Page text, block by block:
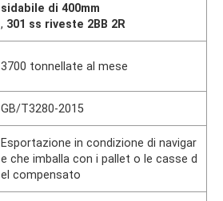
sidabile di 400mm
, 301 ss riveste 2BB 2R
3700 tonnellate al mese
GB/T3280-2015
Esportazione in condizione di navigar
e che imballa con i pallet o le casse d
el compensato